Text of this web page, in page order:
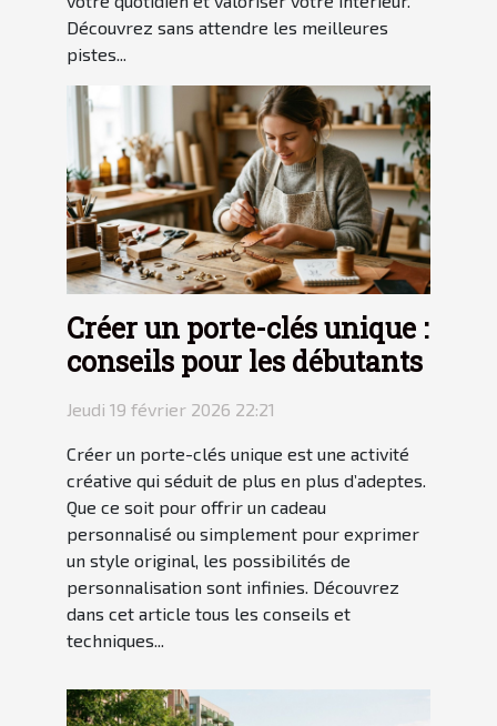
Découvrez sans attendre les meilleures
pistes...
Créer un porte-clés unique :
conseils pour les débutants
Jeudi 19 février 2026 22:21
Créer un porte-clés unique est une activité
créative qui séduit de plus en plus d’adeptes.
Que ce soit pour offrir un cadeau
personnalisé ou simplement pour exprimer
un style original, les possibilités de
personnalisation sont infinies. Découvrez
dans cet article tous les conseils et
techniques...